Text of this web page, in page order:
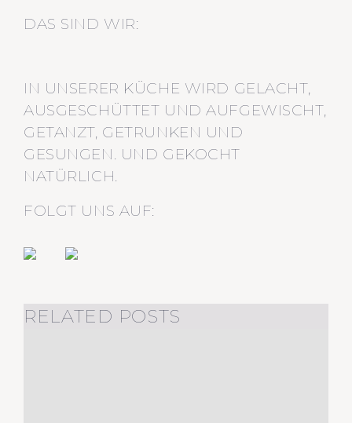
DAS SIND WIR:
IN UNSERER KÜCHE WIRD GELACHT,
AUSGESCHÜTTET UND AUFGEWISCHT,
GETANZT, GETRUNKEN UND
GESUNGEN. UND GEKOCHT
NATÜRLICH.
FOLGT UNS AUF:
RELATED POSTS